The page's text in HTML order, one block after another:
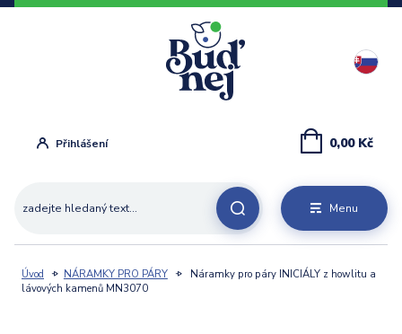
Menu
Přihlášení 0,00 Kč
Úvod NÁRAMKY PRO PÁRY
Náramky pro páry INICIÁLY z howlitu a
lávových kamenů MN3070